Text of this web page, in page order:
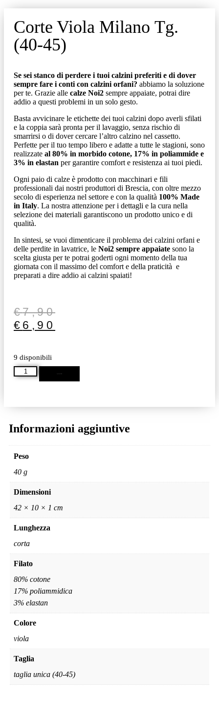
Corte Viola Milano Tg.
(40-45)
Se sei stanco di perdere i tuoi calzini preferiti e di dover
sempre fare i conti con calzini orfani? abbiamo la soluzione
per te. Grazie alle calze Noi2 sempre appaiate, potrai dire
addio a questi problemi in un solo gesto.
Basta avvicinare le etichette dei tuoi calzini dopo averli sfilati
e la coppia sarà pronta per il lavaggio, senza rischio di
smarrirsi o di dover cercare l’altro calzino nel cassetto.
Perfette per il tuo tempo libero e adatte a tutte le stagioni, sono
realizzate al 80% in morbido cotone, 17% in poliammide e
3% in elastan per garantire comfort e resistenza ai tuoi piedi.
Ogni paio di calze è prodotto con macchinari e fili
professionali dai nostri produttori di Brescia, con oltre mezzo
secolo di esperienza nel settore e con la qualità 100% Made
in Italy. La nostra attenzione per i dettagli e la cura nella
selezione dei materiali garantiscono un prodotto unico e di
qualità.
In sintesi, se vuoi dimenticare il problema dei calzini orfani e
delle perdite in lavatrice, le Noi2 sempre appaiate sono la
scelta giusta per te potrai goderti ogni momento della tua
giornata con il massimo del comfort e della praticità e
preparati a dire addio ai calzini spaiati!
€7,90
€ 6,90
9 disponibili
Informazioni aggiuntive
Peso
40 g
Dimensioni
42 × 10 × 1 cm
Lunghezza
corta
Filato
80% cotone
17% poliammidica
3% elastan
Colore
viola
Taglia
taglia unica (40-45)